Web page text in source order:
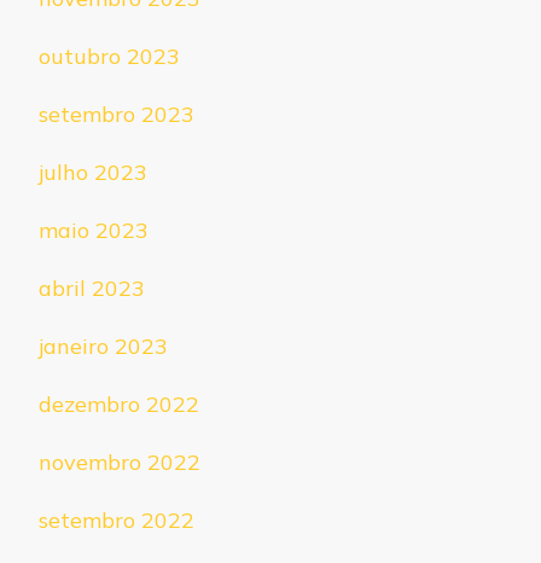
outubro 2023
setembro 2023
julho 2023
maio 2023
abril 2023
janeiro 2023
dezembro 2022
novembro 2022
setembro 2022